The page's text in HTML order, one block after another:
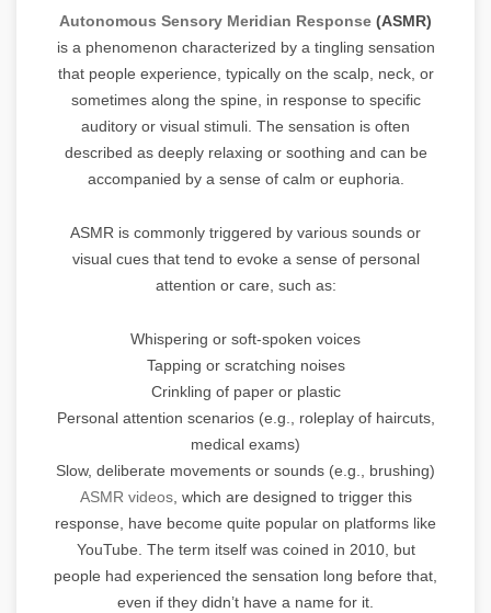
Autonomous Sensory Meridian Response (ASMR)
is a phenomenon characterized by a tingling sensation
that people experience, typically on the scalp, neck, or
sometimes along the spine, in response to specific
auditory or visual stimuli. The sensation is often
described as deeply relaxing or soothing and can be
accompanied by a sense of calm or euphoria.
ASMR is commonly triggered by various sounds or
visual cues that tend to evoke a sense of personal
attention or care, such as:
Whispering or soft-spoken voices
Tapping or scratching noises
Crinkling of paper or plastic
Personal attention scenarios (e.g., roleplay of haircuts,
medical exams)
Slow, deliberate movements or sounds (e.g., brushing)
ASMR videos, which are designed to trigger this
response, have become quite popular on platforms like
YouTube. The term itself was coined in 2010, but
people had experienced the sensation long before that,
even if they didn’t have a name for it.